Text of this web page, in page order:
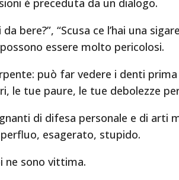
è preceduta da un dialogo.
bere?”, “Scusa ce l’hai una
essere molto pericolosi.
può far vedere i denti
le tue paure, le tue debolezze
di difesa personale e di arti
esagerato, stupido.
ne sono vittima.